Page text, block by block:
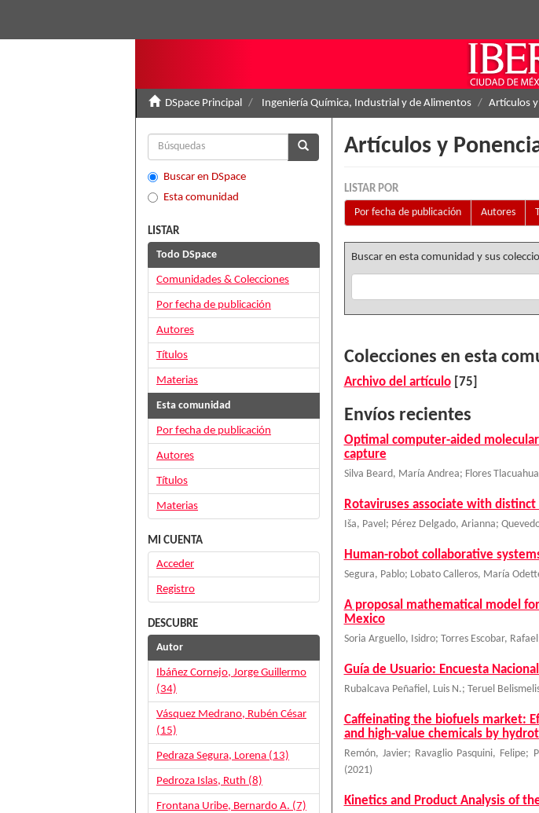
DSpace Principal Ingeniería Química, Industrial y de Alimentos Artículos
Artículos y
LISTAR POR
Por fecha de publicación
Autores
Buscar en esta comunidad y sus
Colecciones en esta
Archivo del artículo[75]
Envíos recientes
Optimal computer-aided
capture
Silva Beard, María Andrea; Flores
Rotaviruses associate with
Iša, Pavel ; Pérez Delgado, Arianna;
Human-robot collaborative
Segura, Pablo; Lobato Calleros, María
A proposal mathematical model
Mexico
Soria Arguello, Isidro; Torres Escobar, Rafael
Guía de Usuario: Encuesta
Rubalcava Peñafiel, Luis N.; Teruel
Caffeinating the biofuels market:
and high-value chemicals by
Remón, Javier; Ravaglio Pasquini, Felipe;
(2021)
Kinetics and Product Analysis of
Buscar en DSpace
Esta comunidad
LISTAR
Todo DSpace
Comunidades & Colecciones
Por fecha de publicación
Autores
Títulos
Materias
Esta comunidad
Por fecha de publicación
Autores
Títulos
Materias
MI CUENTA
Acceder
Registro
DESCUBRE
Autor
Ibáñez Cornejo, Jorge Guillermo
(34)
Vásquez Medrano, Rubén César
(15)
Pedraza Segura, Lorena (13)
Pedroza Islas, Ruth (8)
Frontana Uribe, Bernardo A. (7)